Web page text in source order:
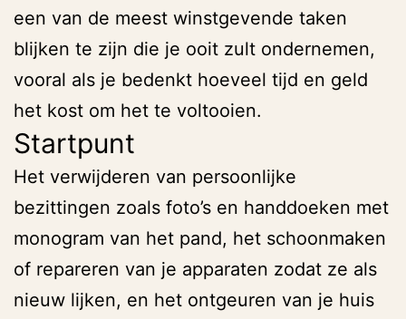
een van de meest winstgevende taken
blijken te zijn die je ooit zult ondernemen,
vooral als je bedenkt hoeveel tijd en geld
het kost om het te voltooien.
Startpunt
Het verwijderen van persoonlijke
bezittingen zoals foto’s en handdoeken met
monogram van het pand, het schoonmaken
of repareren van je apparaten zodat ze als
nieuw lijken, en het ontgeuren van je huis